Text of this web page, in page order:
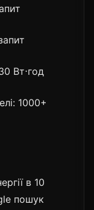
Вт⋅год
1000+
в 10
пошук